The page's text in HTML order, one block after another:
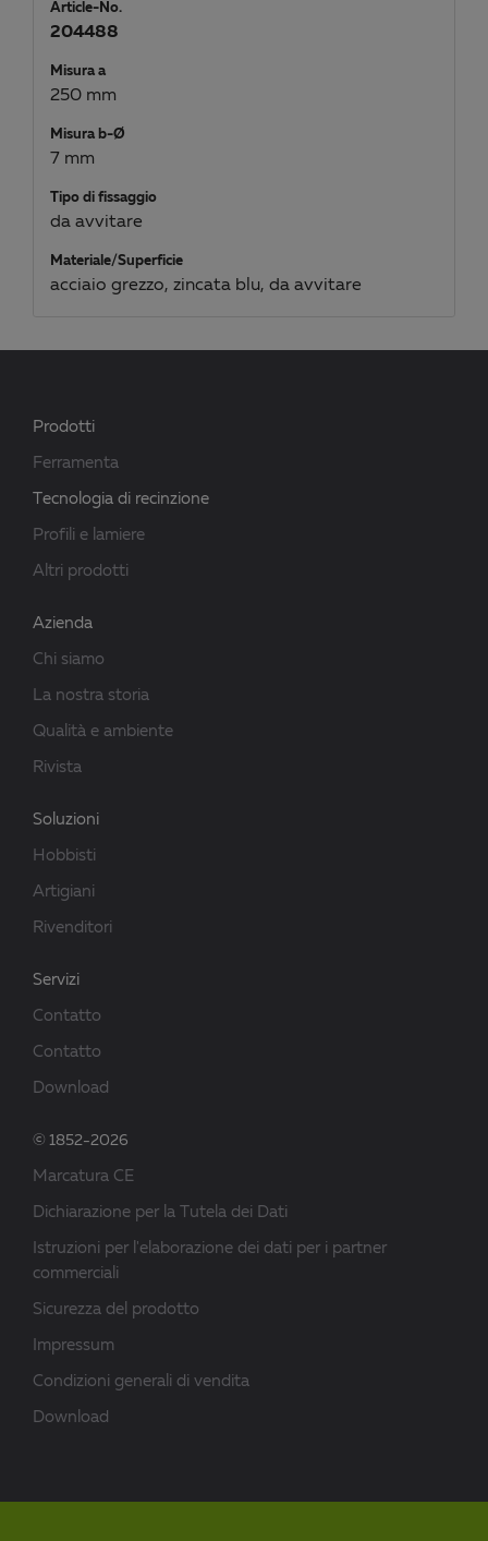
Article-No.
204488
Misura a
250 mm
Misura b-Ø
7 mm
Tipo di fissaggio
da avvitare
Materiale/Superficie
acciaio grezzo, zincata blu, da avvitare
Prodotti
Ferramenta
Tecnologia di recinzione
Profili e lamiere
Altri prodotti
Azienda
Chi siamo
La nostra storia
Qualità e ambiente
Rivista
Soluzioni
Hobbisti
Artigiani
Rivenditori
Servizi
Contatto
Contatto
Download
© 1852-2026
Marcatura CE
Dichiarazione per la Tutela dei Dati
Istruzioni per l'elaborazione dei dati per i partner
commerciali
Sicurezza del prodotto
Impressum
Condizioni generali di vendita
Download